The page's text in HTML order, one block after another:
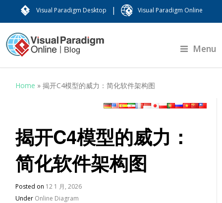
Visual Paradigm Desktop | Visual Paradigm Online
Menu
Home »揭开C4模型的威力：简化软件架构图
揭开C4模型的威力：
简化软件架构图
Posted on 12 1 月, 2026
Under Online Diagram